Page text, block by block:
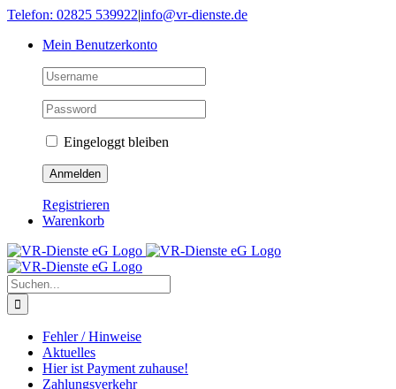
Skip
content
Telefon: 02825 539922|info@vr-dienste.de
Mein Benutzerkonto
Eingeloggt bleiben
Registrieren
Warenkorb
Suche
nach:
Fehler / Hinweise
Aktuelles
Hier ist Payment zuhause!
Zahlungsverkehr